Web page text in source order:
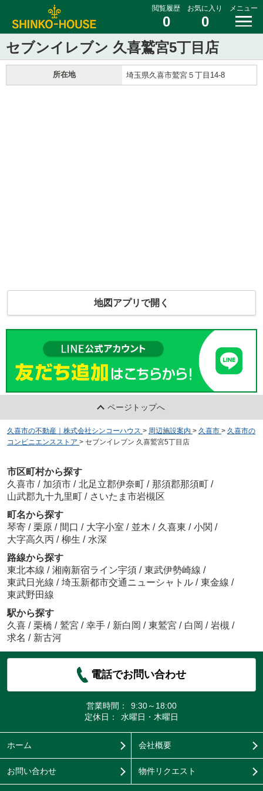
閲覧履歴
0
お気に入り
0
メニュー
セブンイレブン 久喜鷲宮5丁目店
所在地 埼玉県久喜市鷲宮５丁目14-8
地図アプリで開く
ページトップへ
久喜市の不動産｜株式会社シンコーハウス > 周辺施設案内 > 久喜市 > 久喜市の
コンビニエンスストア > セブンイレブン 久喜鷲宮5丁目店
市区町村から探す
久喜市 / 加須市 / 北足立郡伊奈町 / 那須郡那須町 /
山武郡九十九里町 / さいたま市岩槻区
町名から探す
琴寄 / 栗原 / 間口 / 大字小室 / 並木 / 久喜東 / 小関 /
大字高久丙 / 柳生 / 水深
路線から探す
東北本線 / 湘南新宿ライン宇須 / 東武伊勢崎線 /
東武日光線 / 埼玉新都市交通ニューシャトル / 東金線 /
東武野田線
駅から探す
久喜 / 栗橋 / 鷲宮 / 幸手 / 新白岡 / 東鷲宮 / 白岡 / 岩槻 /
求名 / 新古河
電話でお問い合わせ
営業時間：
9:30～18:00
定休日：
水曜日・木曜日
ホーム 会社概要
お問い合わせ 物件リクエスト